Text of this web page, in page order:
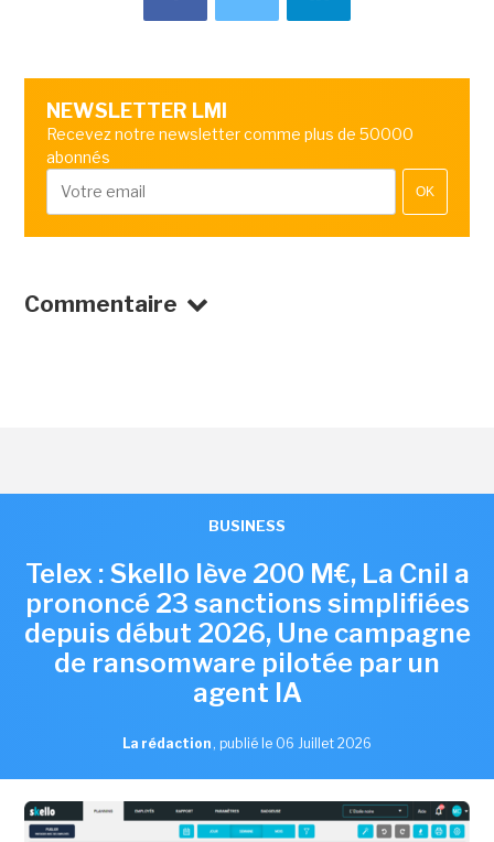
NEWSLETTER LMI
Recevez notre newsletter comme plus de 50000
abonnés
OK
Commentaire
BUSINESS
Telex : Skello lève 200 M€, La Cnil a
prononcé 23 sanctions simplifiées
depuis début 2026, Une campagne
de ransomware pilotée par un
agent IA
La rédaction , publié le 06 Juillet 2026